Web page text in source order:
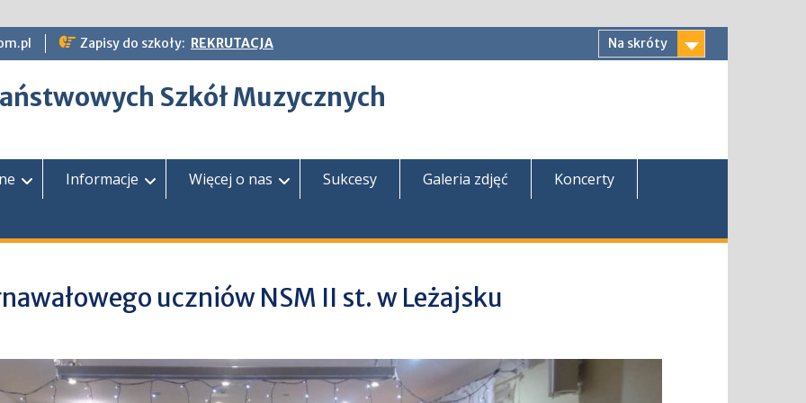
Zapisy do szkoły: REKRUTACJA Na skróty
Szkół Muzycznych
Informacje Więcej o nas Sukcesy Galeria zdjęć Koncerty
uczniów NSM II st. w Leżajsku